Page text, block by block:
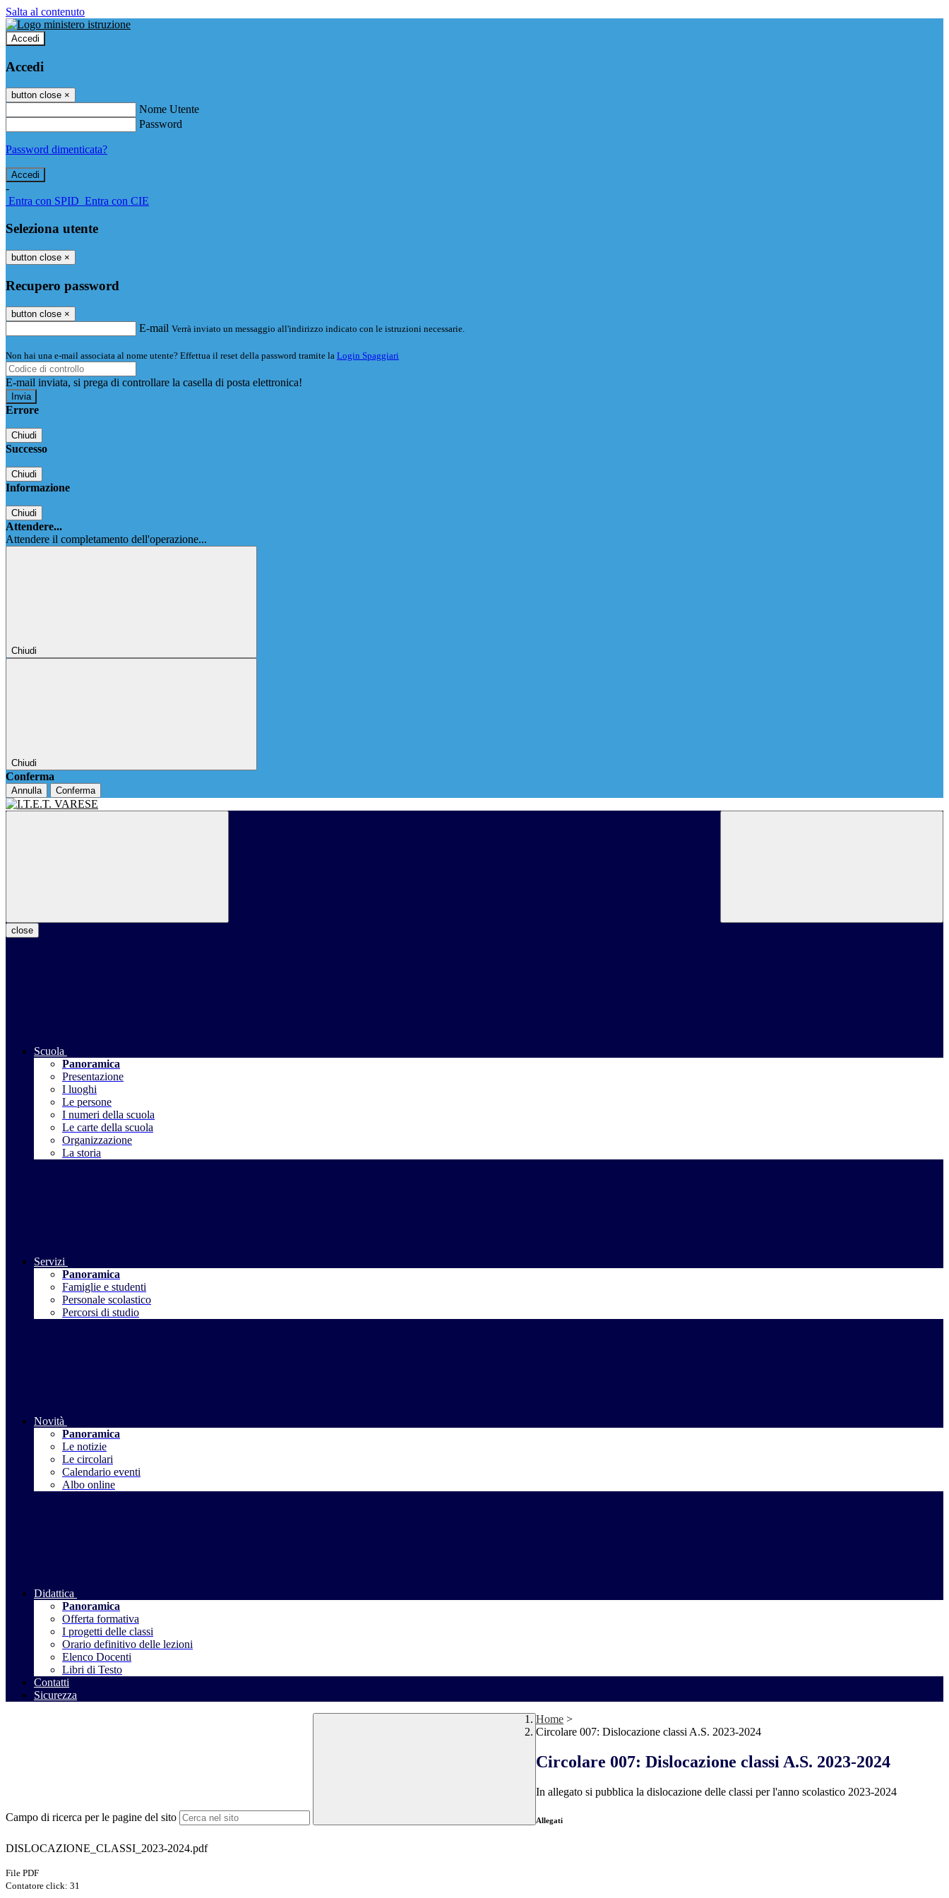
Salta al contenuto
Accedi
Accedi
button close ×
Nome Utente
Password
Password dimenticata?
-
Entra con SPID Entra con CIE
Seleziona utente
button close ×
Recupero password
button close ×
E-mail Verrà inviato un messaggio all'indirizzo indicato con le istruzioni necessarie.
Non hai una e-mail associata al nome utente? Effettua il reset della password tramite la Login Spaggiari
E-mail inviata, si prega di controllare la casella di posta elettronica!
Errore
Chiudi
Successo
Chiudi
Informazione
Chiudi
Attendere...
Attendere il completamento dell'operazione...
Chiudi
Chiudi
Conferma
Annulla Conferma
close
Scuola
Panoramica
Presentazione
I luoghi
Le persone
I numeri della scuola
Le carte della scuola
Organizzazione
La storia
Servizi
Panoramica
Famiglie e studenti
Personale scolastico
Percorsi di studio
Novità
Panoramica
Le notizie
Le circolari
Calendario eventi
Albo online
Didattica
Panoramica
Offerta formativa
I progetti delle classi
Orario definitivo delle lezioni
Elenco Docenti
Libri di Testo
Contatti
Sicurezza
Campo di ricerca per le pagine del sito
Home >
Circolare 007: Dislocazione classi A.S. 2023-2024
Circolare 007: Dislocazione classi A.S. 2023-2024
In allegato si pubblica la dislocazione delle classi per l'anno scolastico 2023-2024
Allegati
DISLOCAZIONE_CLASSI_2023-2024.pdf
File PDF
Contatore click: 31